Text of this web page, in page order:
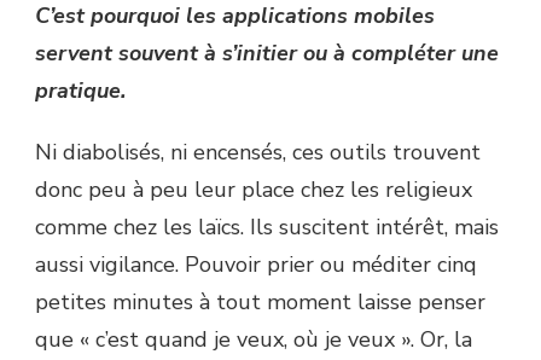
C’est pourquoi les applications mobiles
servent souvent à s’initier ou à compléter une
pratique.
Ni diabolisés, ni encensés, ces outils trouvent
donc peu à peu leur place chez les religieux
comme chez les laïcs. Ils suscitent intérêt, mais
aussi vigilance. Pouvoir prier ou méditer cinq
petites minutes à tout moment laisse penser
que « c’est quand je veux, où je veux ». Or, la